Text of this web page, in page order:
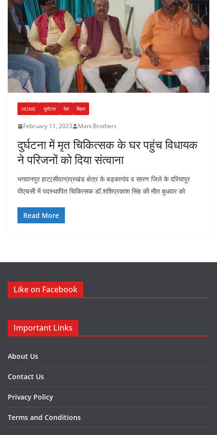
HOME दुर्घटना देश बिहार
February 11, 2023 Mani Brothers
दुर्घटना में मृत चिकित्सक के घर पहुंच विधायक
ने परिजनों को दिया संत्वाना
भगवानपुर हाट(सीवान)प्रखंड क्षेत्र के बड़कागांव व सारण जिले के दरियापुर
पीएचसी में पदस्थापित चिकित्सक डॉ.शशिप्रकाश सिंह की मौत बुधवार को
Read More
Like on Facebook
Important Links
About Us
Contact Us
Privacy Policy
Terms and Conditions